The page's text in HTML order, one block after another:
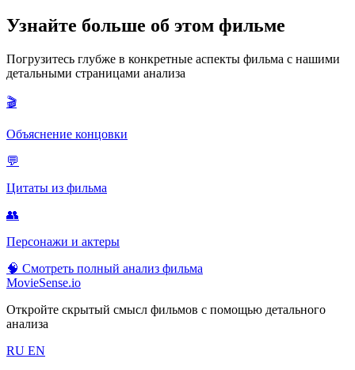
Узнайте больше об этом фильме
Погрузитесь глубже в конкретные аспекты фильма с нашими
детальными страницами анализа
🎬
Объяснение концовки
💬
Цитаты из фильма
👥
Персонажи и актеры
🧠 Смотреть полный анализ фильма
MovieSense.io
Откройте скрытый смысл фильмов с помощью детального
анализа
RU EN